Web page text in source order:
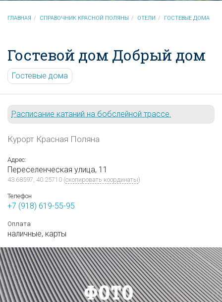
ГЛАВНАЯ СПРАВОЧНИК КРАСНОЙ ПОЛЯНЫ ОТЕЛИ ГОСТЕВЫЕ ДОМА
Гостевой дом Добрый дом
Гостевые дома
Расписание катаний на бобслейной трассе.
Курорт Красная Поляна
Адрес:
Переселенческая улица, 11
43.68597, 40.25710 (скопировать координаты)
Телефон
+7 (918) 619-55-95
Оплата
наличные, карты